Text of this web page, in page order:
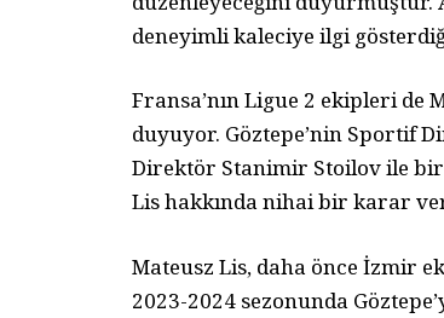
deneyimli kaleciye ilgi
Fransa’nın Ligue 2 ekipleri de
duyuyor. Göztepe’nin Sportif
Direktör Stanimir Stoilov ile
Lis hakkında nihai bir karar
Mateusz Lis, daha önce İzmir
2023-2024 sezonunda